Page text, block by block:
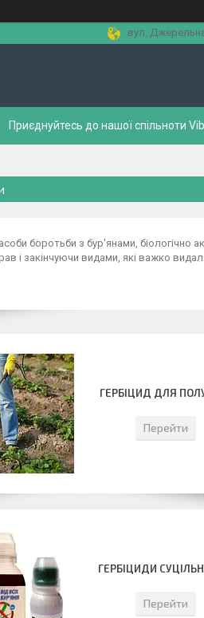
вул.
Приєднуйтесь до нашої спільноти
боротьби з бур'янами, біологічно
і закінчуючи видами, які важко
ГЕРБІЦИД ДЛЯ
Перейти
ГЕРБІЦИДИ
Перейти